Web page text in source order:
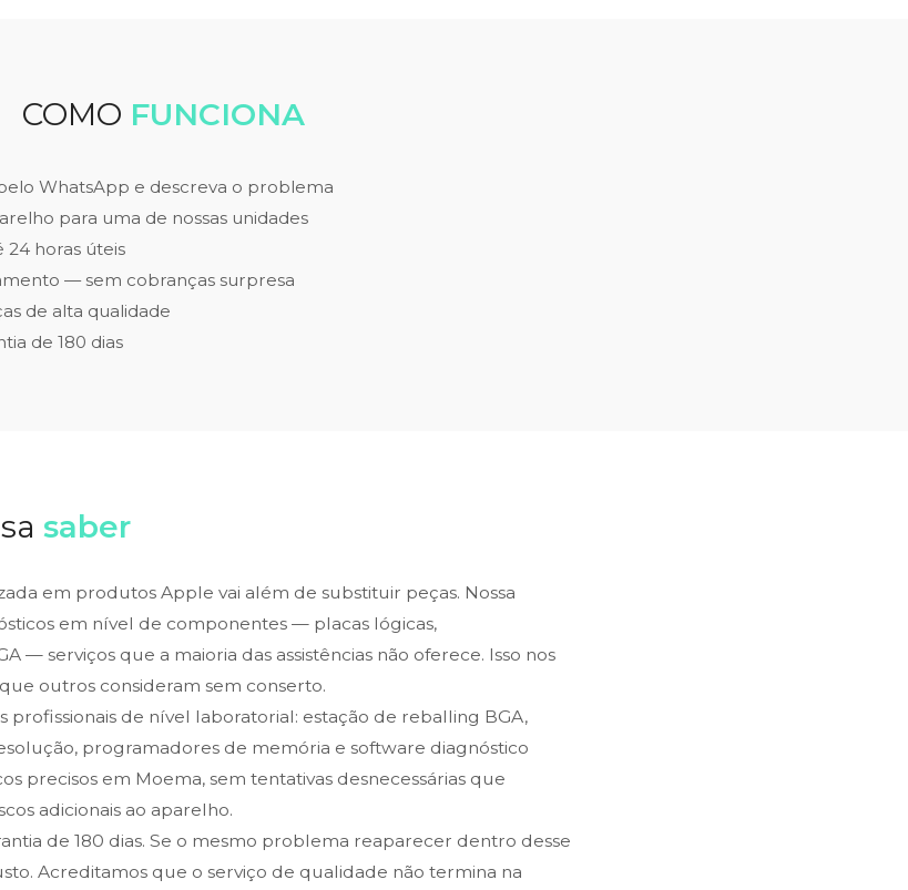
COMO FUNCIONA
WhatsApp e descreva o problema
para uma de nossas unidades
24 horas úteis
— sem cobranças surpresa
de alta qualidade
de 180 dias
saber
em produtos Apple vai além de substituir peças. Nossa
em nível de componentes — placas lógicas,
— serviços que a maioria das assistências não oferece. Isso nos
outros consideram sem conserto.
profissionais de nível laboratorial: estação de reballing BGA,
programadores de memória e software diagnóstico
precisos em Moema, sem tentativas desnecessárias que
adicionais ao aparelho.
de 180 dias. Se o mesmo problema reaparecer dentro desse
Acreditamos que o serviço de qualidade não termina na